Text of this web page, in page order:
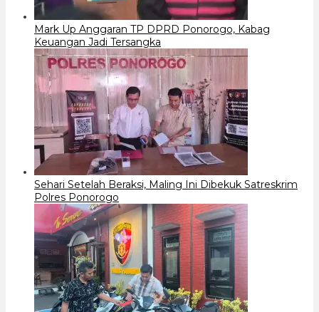
Mark Up Anggaran TP DPRD Ponorogo, Kabag
Keuangan Jadi Tersangka
Sehari Setelah Beraksi, Maling Ini Dibekuk Satreskrim
Polres Ponorogo